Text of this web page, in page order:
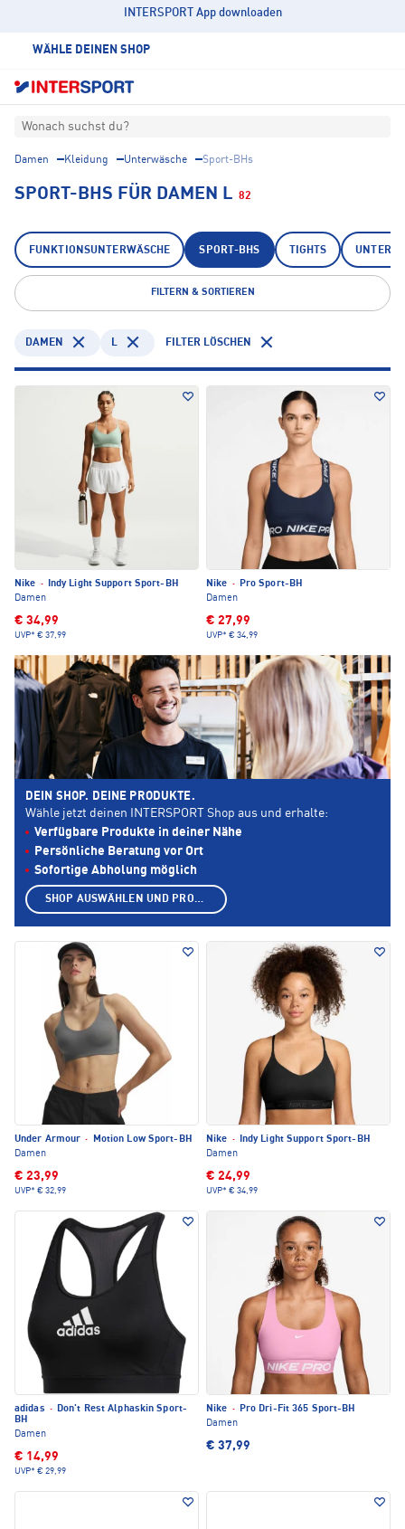
INTERSPORT App downloaden
WÄHLE DEINEN SHOP
Wonach suchst du?
Damen Kleidung Unterwäsche Sport-BHs
SPORT-BHS FÜR DAMEN L 82
FUNKTIONSUNTERWÄSCHE SPORT-BHS TIGHTS
FILTERN & SORTIEREN
DAMEN L FILTER LÖSCHEN
Nike ·
Indy Light Support Sport-BH
Damen
€ 34,99
UVP* € 37,99
Nike ·
Pro Sport-BH
Damen
€ 27,99
UVP* € 34,99
Under Armour ·
Motion Low Sport-BH
Damen
€ 23,99
UVP* € 32,99
Nike · Indy Light Support Sport-BH
Damen
€ 24,99
UVP* € 34,99
adidas · Don't Rest Alphaskin Sport-
BH
Damen
€ 14,99
UVP* € 29,99
Nike · Pro Dri-Fit 365 Sport-BH
Damen
€ 37,99
DEIN SHOP. DEINE PRODUKTE.
Wähle jetzt deinen INTERSPORT Shop aus und erhalte:
Verfügbare Produkte in deiner Nähe
Persönliche Beratung vor Ort
Sofortige Abholung möglich
SHOP AUSWÄHLEN UND PRODUKTE ANZEIGEN